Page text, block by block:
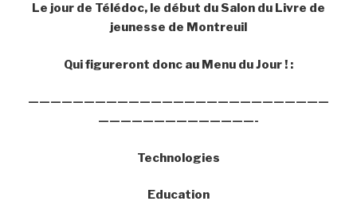
Le jour de Télédoc, le début du Salon du Livre de
jeunesse de Montreuil
Qui figureront donc au Menu du Jour ! :
———————————————————————————
——————————————-
Technologies
Education